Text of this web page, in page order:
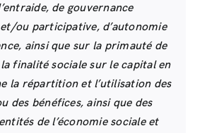
de gouvernance
ou participative, d’autonomie
ainsi que sur la primauté de
finalité sociale sur le capital en
la répartition et l’utilisation des
des bénéfices, ainsi que des
de l’économie sociale et